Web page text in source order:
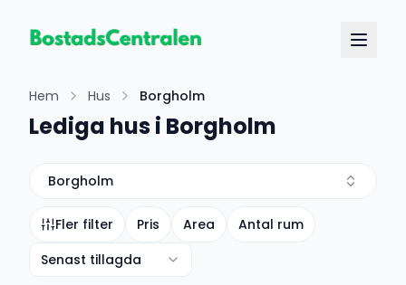
Hem Hus Borgholm
Lediga hus i Borgholm
Borgholm
Fler filter Pris Area
Antal rum
Senast tillagda